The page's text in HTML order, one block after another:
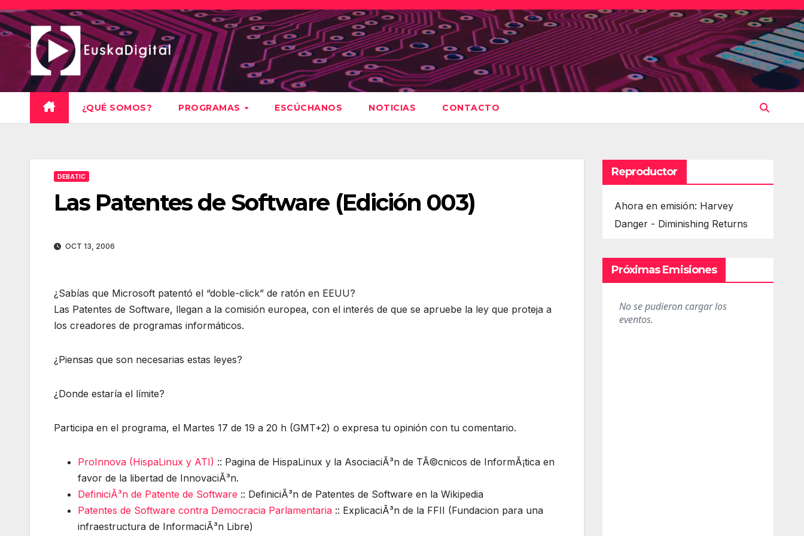
Saltar
al
contenido
¿QUÉ SOMOS? PROGRAMAS ESCÚCHANOS NOTICIAS CONTACTO
DEBATIC
Las Patentes de Software (Edición 003)
OCT 13, 2006
¿Sabías que Microsoft patentó el “doble-click” de ratón en EEUU?
Las Patentes de Software, llegan a la comisión europea, con el interés de que se apruebe la ley que proteja a
los creadores de programas informáticos.
¿Piensas que son necesarias estas leyes?
¿Donde estaría el límite?
Participa en el programa, el Martes 17 de 19 a 20 h (GMT+2) o expresa tu opinión con tu comentario.
ProInnova (HispaLinux y ATI) :: Pagina de HispaLinux y la AsociaciÃ³n de TÃ©cnicos de InformÃ¡tica en
favor de la libertad de InnovaciÃ³n.
DefiniciÃ³n de Patente de Software :: DefiniciÃ³n de Patentes de Software en la Wikipedia
Patentes de Software contra Democracia Parlamentaria :: ExplicaciÃ³n de la FFII (Fundacion para una
infraestructura de InformaciÃ³n Libre)
Reproductor
Ahora en emisión: Harvey
Danger - Diminishing Returns
Próximas Emisiones